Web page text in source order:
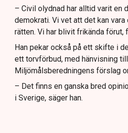
– Civil olydnad har alltid varit en
demokrati. Vi vet att det kan
rätten. Vi har blivit frikända förut,
Han pekar också på ett skifte i
ett torvförbud, med hänvisning till
Miljömålsberedningens förslag
– Det finns en ganska bred
i Sverige, säger han.